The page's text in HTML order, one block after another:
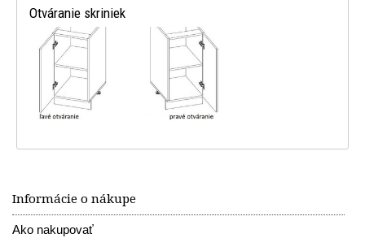
Otváranie skriniek
Informácie o nákupe
Ako nakupovať